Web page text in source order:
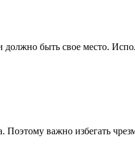
быть свое место.
важно избегать